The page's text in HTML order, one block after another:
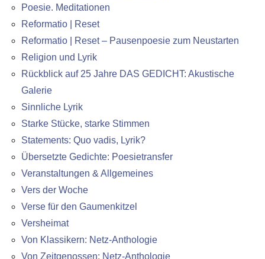
Poesie. Meditationen
Reformatio | Reset
Reformatio | Reset – Pausenpoesie zum Neustarten
Religion und Lyrik
Rückblick auf 25 Jahre DAS GEDICHT: Akustische
Galerie
Sinnliche Lyrik
Starke Stücke, starke Stimmen
Statements: Quo vadis, Lyrik?
Übersetzte Gedichte: Poesietransfer
Veranstaltungen & Allgemeines
Vers der Woche
Verse für den Gaumenkitzel
Versheimat
Von Klassikern: Netz-Anthologie
Von Zeitgenossen: Netz-Anthologie